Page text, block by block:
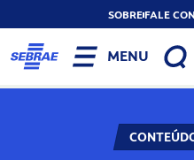
SOBREFALE
MENU